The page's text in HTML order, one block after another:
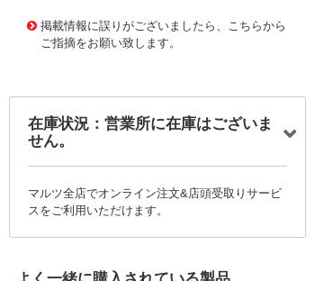
掲載情報に誤りがございましたら、こちらから
ご指摘をお願い致します。
在庫状況：営業所に在庫はございま
せん。
マルツ全店でオンライン注文&店頭受取りサービ
スをご利用いただけます。